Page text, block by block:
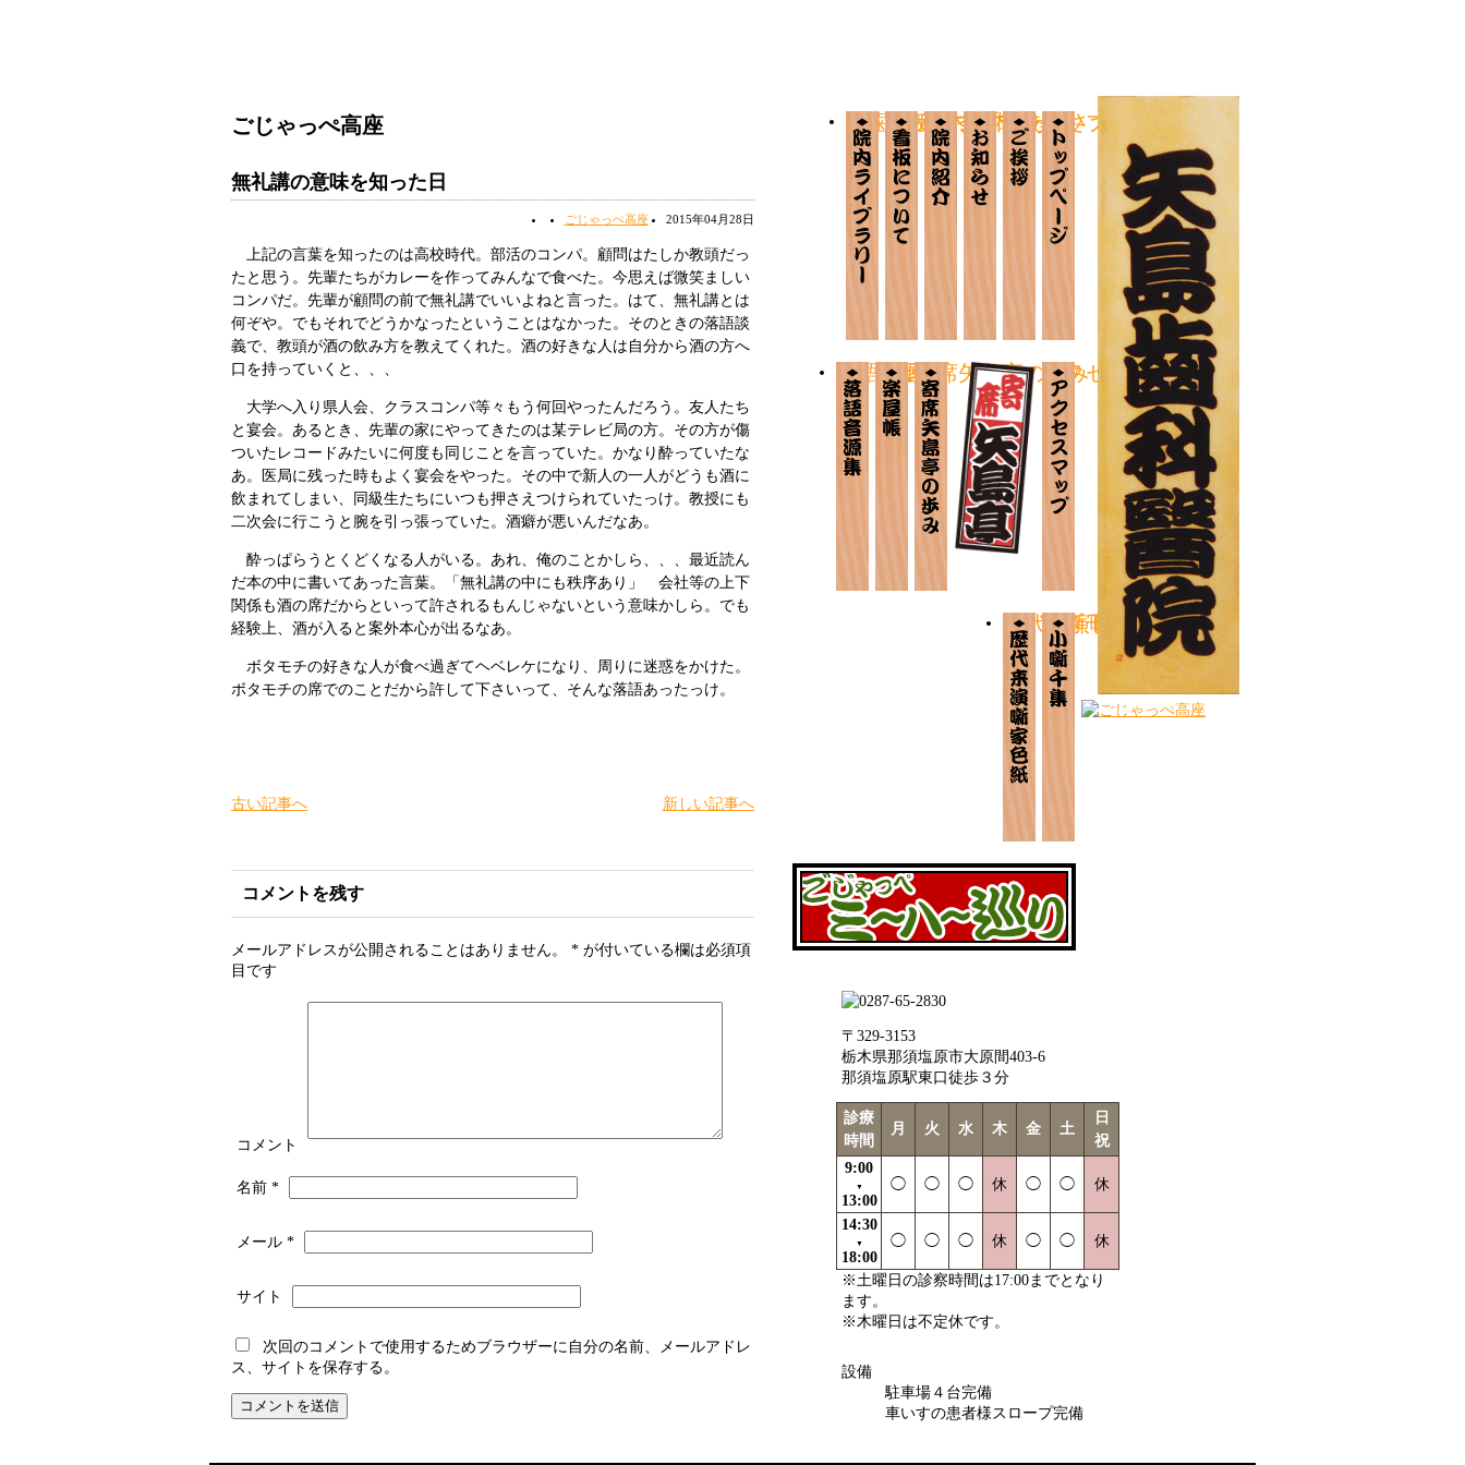
トップページ
ごあいさつ
お知らせ
院内案内
看板について
か歯ら板ライブラリー
アクセスマップ
寄席矢島亭の歩み
楽屋帳
落語音源集
小噺千集
歴代来演噺家
〒329-3153
栃木県那須塩原市大原間403-6
那須塩原駅東口徒歩３分
診療
時間
月 火 水 木 金 土
日
祝
9:00
▼
13:00
◯ ◯ ◯ 休 ◯ ◯ 休
14:30
▼
18:00
◯ ◯ ◯ 休 ◯ ◯ 休
※土曜日の診察時間は17:00までとなり
ます。
※木曜日は不定休です。
設備
駐車場４台完備
車いすの患者様スロープ完備
ごじゃっぺ高座
無礼講の意味を知った日
2015年04月28日
ごじゃっぺ高座
上記の言葉を知ったのは高校時代。部活のコンパ。顧問はたしか教頭だっ
たと思う。先輩たちがカレーを作ってみんなで食べた。今思えば微笑ましい
コンパだ。先輩が顧問の前で無礼講でいいよねと言った。はて、無礼講とは
何ぞや。でもそれでどうかなったということはなかった。そのときの落語談
義で、教頭が酒の飲み方を教えてくれた。酒の好きな人は自分から酒の方へ
口を持っていくと、、、
大学へ入り県人会、クラスコンパ等々もう何回やったんだろう。友人たち
と宴会。あるとき、先輩の家にやってきたのは某テレビ局の方。その方が傷
ついたレコードみたいに何度も同じことを言っていた。かなり酔っていたな
あ。医局に残った時もよく宴会をやった。その中で新人の一人がどうも酒に
飲まれてしまい、同級生たちにいつも押さえつけられていたっけ。教授にも
二次会に行こうと腕を引っ張っていた。酒癖が悪いんだなあ。
酔っぱらうとくどくなる人がいる。あれ、俺のことかしら、、、最近読ん
だ本の中に書いてあった言葉。「無礼講の中にも秩序あり」 会社等の上下
関係も酒の席だからといって許されるもんじゃないという意味かしら。でも
経験上、酒が入ると案外本心が出るなあ。
ボタモチの好きな人が食べ過ぎてヘベレケになり、周りに迷惑をかけた。
ボタモチの席でのことだから許して下さいって、そんな落語あったっけ。
古い記事へ 新しい記事へ
コメントを残す
メールアドレスが公開されることはありません。 * が付いている欄は必須項
目です
コメント
名前 *
メール *
サイト
次回のコメントで使用するためブラウザーに自分の名前、メールアドレ
ス、サイトを保存する。